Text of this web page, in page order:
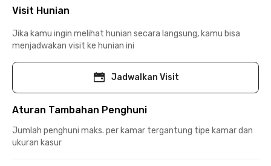
Visit Hunian
Jika kamu ingin melihat hunian secara langsung, kamu bisa
menjadwakan visit ke hunian ini
Jadwalkan Visit
Aturan Tambahan Penghuni
Jumlah penghuni maks. per kamar tergantung tipe kamar dan
ukuran kasur